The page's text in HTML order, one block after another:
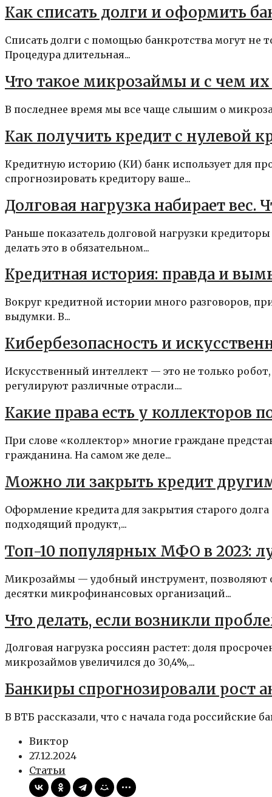
Как списать долги и оформить
Списать долги с помощью банкротства могут
Процедура длительная...
Что такое микрозаймы и с чем их
В последнее время мы все чаще слышим о
Как получить кредит с нулевой
Кредитную историю (КИ) банк использует для
спрогнозировать кредитору ваше...
Долговая нагрузка набирает
Раньше показатель долговой нагрузки
делать это в обязательном...
Кредитная история: правда и
Вокруг кредитной истории много разговоров,
выдумки. В...
Кибербезопасность и
Искусственный интеллект — это не только
регулируют различные отрасли....
Какие права есть у коллекторов
При слове «коллектор» многие граждане
гражданина. На самом же деле...
Можно ли закрыть кредит
Оформление кредита для закрытия старого
подходящий продукт,...
Топ-10 популярных МФО в 2023:
Микрозаймы — удобный инструмент, позволяют
десятки микрофинансовых организаций...
Что делать, если возникли
Долговая нагрузка россиян растет: доля
микрозаймов увеличился до 30,4%,...
Банкиры спрогнозировали рост
В ВТБ рассказали, что с начала года российские
Виктор
27.12.2024
Статьи